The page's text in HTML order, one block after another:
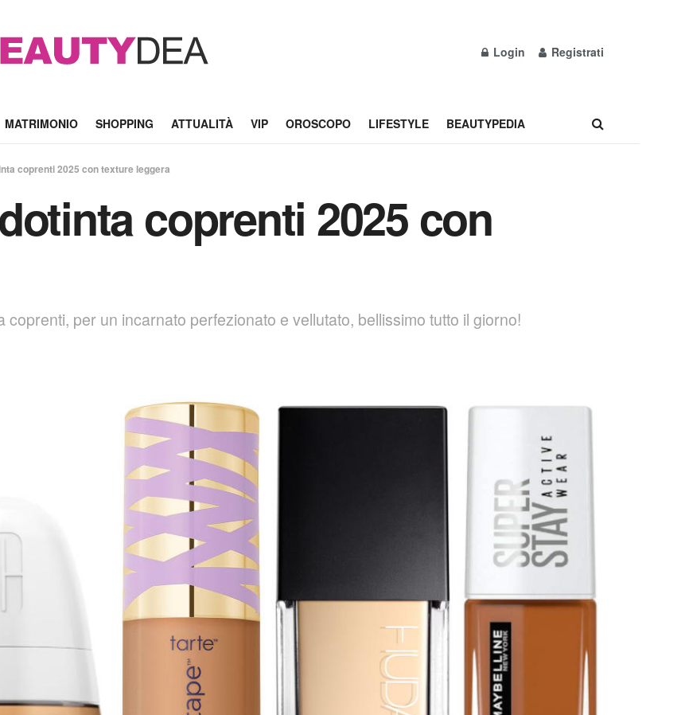
Login Registrati
MATRIMONIO SHOPPING ATTUALITÀ VIP OROSCOPO LIFESTYLE BEAUTYPEDIA
coprenti 2025 con texture leggera
coprenti 2025 con
per un incarnato perfezionato e vellutato, bellissimo tutto il giorno!